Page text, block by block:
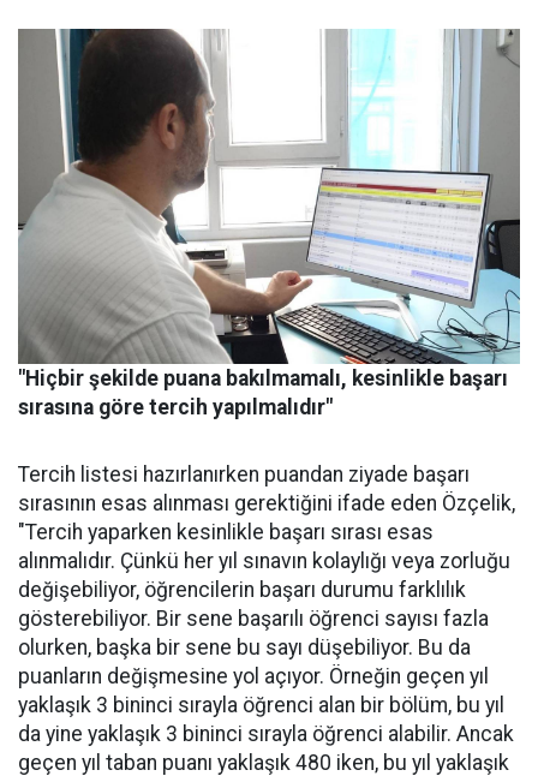
"Hiçbir şekilde puana bakılmamalı, kesinlikle başarı
sırasına göre tercih yapılmalıdır"
Tercih listesi hazırlanırken puandan ziyade başarı
sırasının esas alınması gerektiğini ifade eden Özçelik,
"Tercih yaparken kesinlikle başarı sırası esas
alınmalıdır. Çünkü her yıl sınavın kolaylığı veya zorluğu
değişebiliyor, öğrencilerin başarı durumu farklılık
gösterebiliyor. Bir sene başarılı öğrenci sayısı fazla
olurken, başka bir sene bu sayı düşebiliyor. Bu da
puanların değişmesine yol açıyor. Örneğin geçen yıl
yaklaşık 3 bininci sırayla öğrenci alan bir bölüm, bu yıl
da yine yaklaşık 3 bininci sırayla öğrenci alabilir. Ancak
geçen yıl taban puanı yaklaşık 480 iken, bu yıl yaklaşık